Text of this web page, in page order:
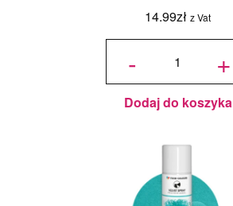
14.99zł z Vat
-
ilość
w proszku
Fractal -
Houseleek,
Sukulent (4
g)
+
Dodaj do koszyka